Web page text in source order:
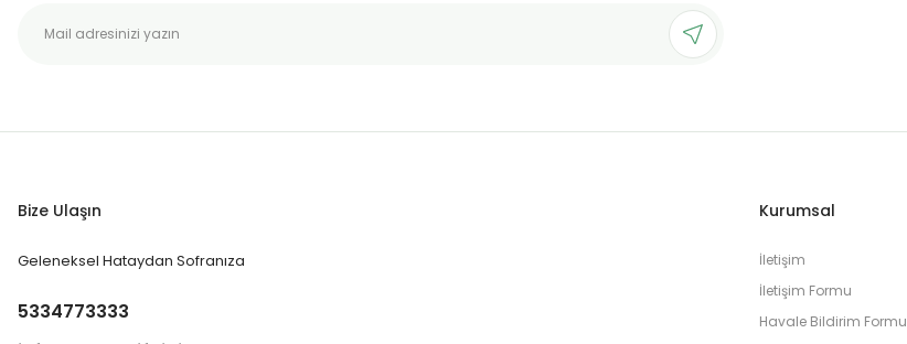
Bize Ulaşın
Geleneksel Hataydan Sofranıza
5334773333
Kurumsal
İletişim
İletişim Formu
Havale Bildirim Formu